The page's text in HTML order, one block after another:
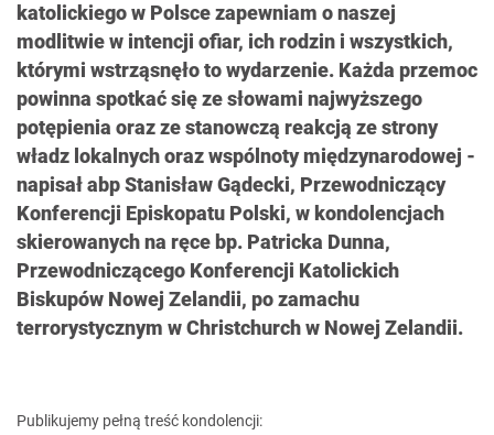
katolickiego w Polsce zapewniam o naszej
modlitwie w intencji ofiar, ich rodzin i wszystkich,
którymi wstrząsnęło to wydarzenie. Każda przemoc
powinna spotkać się ze słowami najwyższego
potępienia oraz ze stanowczą reakcją ze strony
władz lokalnych oraz wspólnoty międzynarodowej -
napisał abp Stanisław Gądecki, Przewodniczący
Konferencji Episkopatu Polski, w kondolencjach
skierowanych na ręce bp. Patricka Dunna,
Przewodniczącego Konferencji Katolickich
Biskupów Nowej Zelandii, po zamachu
terrorystycznym w Christchurch w Nowej Zelandii.
Publikujemy pełną treść kondolencji: